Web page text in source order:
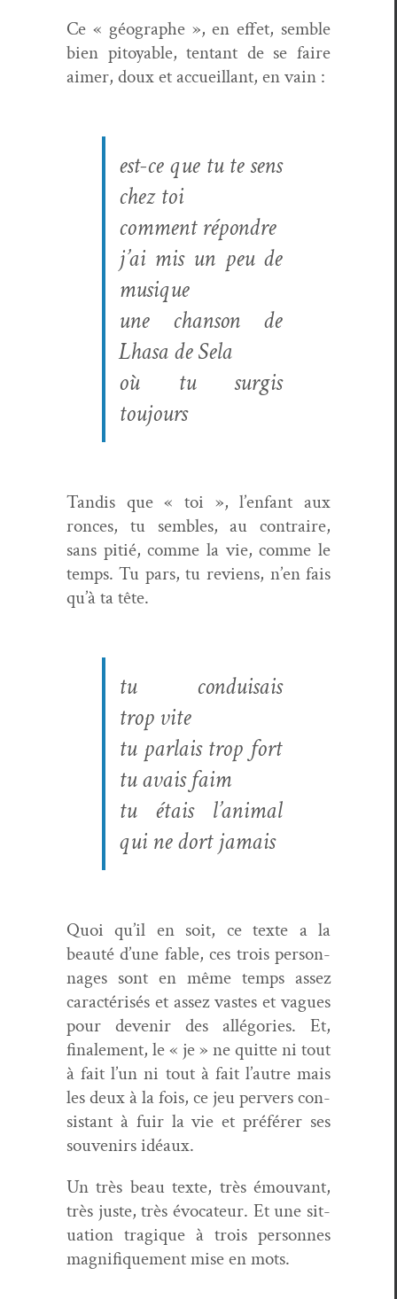
Ce « géo­graphe », en effet, sem­ble
bien pitoy­able, ten­tant de se faire
aimer, doux et accueil­lant, en vain :
est-ce que tu te sens
chez toi
com­ment répondre
j’ai mis un peu de
musique
une chan­son de
Lhasa de Sela
où tu sur­gis
toujours
Tan­dis que « toi », l’enfant aux
ronces, tu sem­bles, au con­traire,
sans pitié, comme la vie, comme le
temps. Tu pars, tu reviens, n’en fais
qu’à ta tête.
tu con­dui­sais
trop vite
tu par­lais trop fort
tu avais faim
tu étais l’animal
qui ne dort jamais
Quoi qu’il en soit, ce texte a la
beauté d’une fable, ces trois per­son­
nages sont en même temps assez
car­ac­térisés et assez vastes et vagues
pour devenir des allé­gories. Et,
finale­ment, le « je » ne quitte ni tout
à fait l’un ni tout à fait l’autre mais
les deux à la fois, ce jeu per­vers con­
sis­tant à fuir la vie et préfér­er ses
sou­venirs idéaux.
Un très beau texte, très émou­vant,
très juste, très évo­ca­teur. Et une sit­
u­a­tion trag­ique à trois per­son­nes
mag­nifique­ment mise en mots.